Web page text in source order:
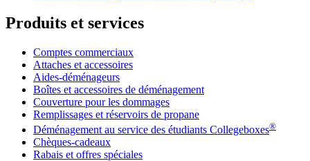
Produits et services
Comptes commerciaux
Attaches et accessoires
Aides-déménageurs
Boîtes et accessoires de déménagement
Couverture pour les dommages
Remplissages et réservoirs de propane
Déménagement au service des étudiants Collegeboxes®
Chèques-cadeaux
Rabais et offres spéciales